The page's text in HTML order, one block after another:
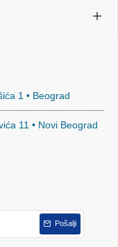
1 • Beograd
11 • Novi Beograd
Pošalji